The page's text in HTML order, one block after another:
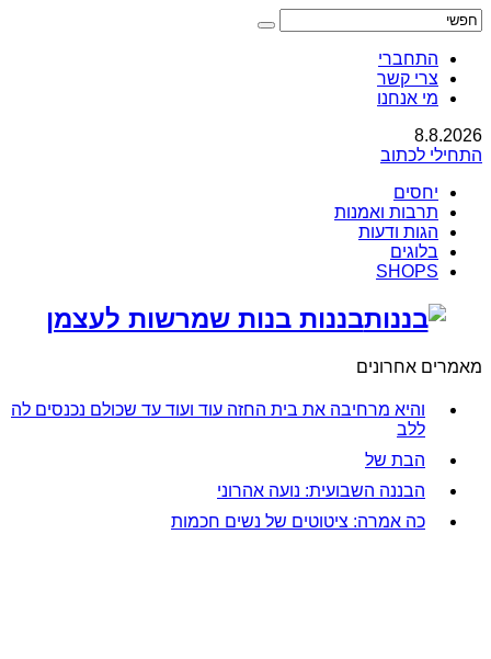
התחברי
צרי קשר
מי אנחנו
8.8.2026
התחילי לכתוב
יחסים
תרבות ואמנות
הגות ודעות
בלוגים
SHOPS
בננות בנות שמרשות לעצמן
מאמרים אחרונים
והיא מרחיבה את בית החזה עוד ועוד עד שכולם נכנסים לה
ללב
הבת של
הבננה השבועית: נועה אהרוני
כה אמרה: ציטוטים של נשים חכמות